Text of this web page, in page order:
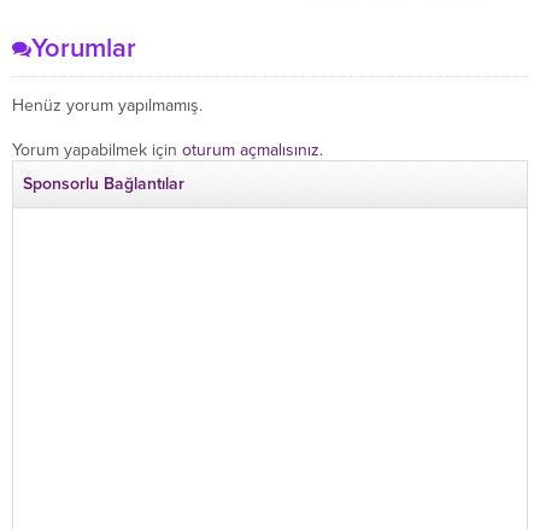
Yorumlar
Henüz yorum yapılmamış.
Yorum yapabilmek için oturum açmalısınız.
Sponsorlu Bağlantılar